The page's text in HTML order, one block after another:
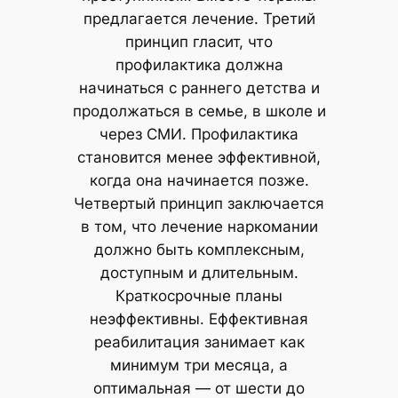
предлагается лечение. Третий
принцип гласит, что
профилактика должна
начинаться с раннего детства и
продолжаться в семье, в школе и
через СМИ. Профилактика
становится менее эффективной,
когда она начинается позже.
Четвертый принцип заключается
в том, что лечение наркомании
должно быть комплексным,
доступным и длительным.
Краткосрочные планы
неэффективны. Еффективная
реабилитация занимает как
минимум три месяца, а
оптимальная — от шести до